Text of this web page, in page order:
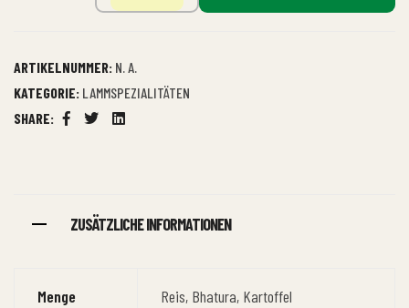
ARTIKELNUMMER: N. A.
KATEGORIE: LAMMSPEZIALITÄTEN
SHARE:
Facebook
TwitterLinkedin
ZUSÄTZLICHE INFORMATIONEN
Menge Reis, Bhatura, Kartoffel